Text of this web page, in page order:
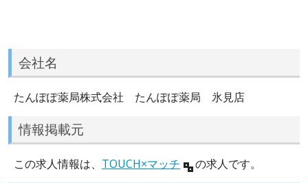
会社名
たんぽぽ薬局株式会社 たんぽぽ薬局 氷見店
情報掲載元
この求人情報は、 TOUCH×マッチ の求人です。